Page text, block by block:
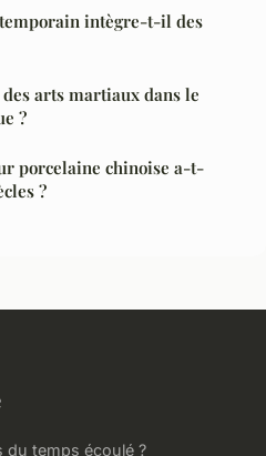
intègre-t-il des
arts martiaux dans le
?
porcelaine chinoise a-t-
?
du temps écoulé ?